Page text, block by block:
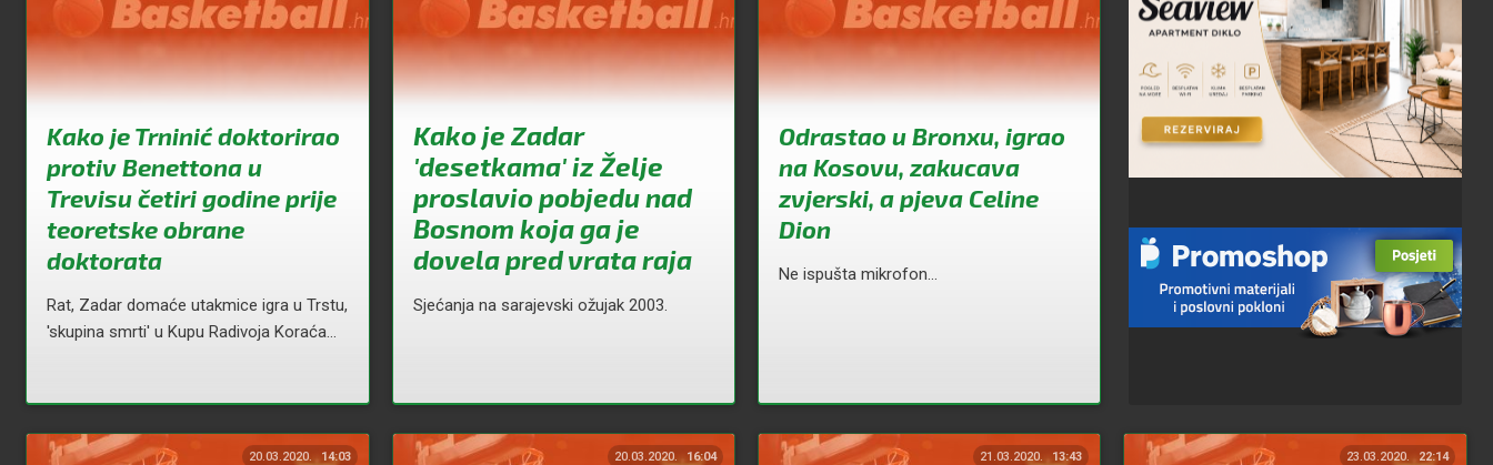
Kako je Trninić doktorirao
protiv Benettona u
Trevisu četiri godine prije
teoretske obrane
doktorata
Rat, Zadar domaće utakmice igra u Trstu,
'skupina smrti' u Kupu Radivoja Koraća...
Kako je Zadar
'desetkama' iz Želje
proslavio pobjedu nad
Bosnom koja ga je
dovela pred vrata raja
Sjećanja na sarajevski ožujak 2003.
Odrastao u Bronxu, igrao
na Kosovu, zakucava
zvjerski, a pjeva Celine
Dion
Ne ispušta mikrofon...
20.03.2020. 14:03 20.03.2020. 16:04 21.03.2020. 13:43 23.03.2020. 22:14